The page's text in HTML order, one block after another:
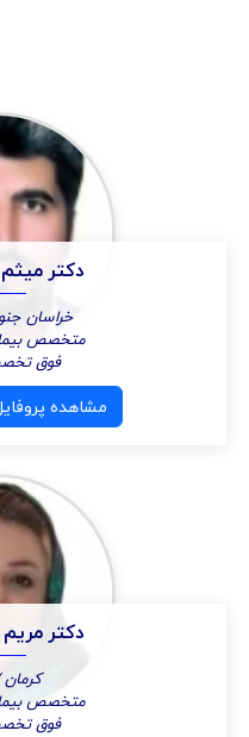
دکتر
خراسان
متخصص
فوق
مشاهده
دکتر مریم
متخصص
فوق